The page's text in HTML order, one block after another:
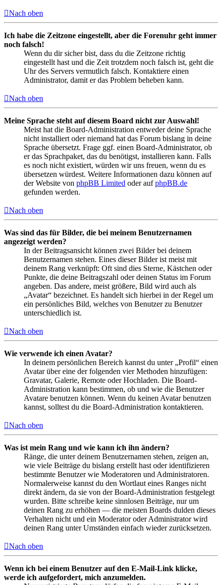
Nach oben
Ich habe die Zeitzone eingestellt, aber die Forenuhr geht immer
noch falsch!
Wenn du dir sicher bist, dass du die Zeitzone richtig
eingestellt hast und die Zeit trotzdem noch falsch ist, geht die
Uhr des Servers vermutlich falsch. Kontaktiere einen
Administrator, damit er das Problem beheben kann.
Nach oben
Meine Sprache steht auf diesem Board nicht zur Auswahl!
Meist hat die Board-Administration entweder deine Sprache
nicht installiert oder niemand hat das Forum bislang in deine
Sprache übersetzt. Frage ggf. einen Board-Administrator, ob
er das Sprachpaket, das du benötigst, installieren kann. Falls
es noch nicht existiert, würden wir uns freuen, wenn du es
übersetzen würdest. Weitere Informationen dazu können auf
der Website von phpBB Limited oder aufphpBB.de
gefunden werden.
Nach oben
Was sind das für Bilder, die bei meinem Benutzernamen
angezeigt werden?
In der Beitragsansicht können zwei Bilder bei deinem
Benutzernamen stehen. Eines dieser Bilder ist meist mit
deinem Rang verknüpft: Oft sind dies Sterne, Kästchen oder
Punkte, die deine Beitragszahl oder deinen Status im Forum
angeben. Das andere, meist größere, Bild wird auch als
„Avatar“ bezeichnet. Es handelt sich hierbei in der Regel um
ein persönliches Bild, welches von Benutzer zu Benutzer
unterschiedlich ist.
Nach oben
Wie verwende ich einen Avatar?
In deinem persönlichen Bereich kannst du unter „Profil“ einen
Avatar über eine der folgenden vier Methoden hinzufügen:
Gravatar, Galerie, Remote oder Hochladen. Die Board-
Administration kann bestimmen, ob und wie die Benutzer
Avatare benutzen können. Wenn du keinen Avatar benutzen
kannst, solltest du die Board-Administration kontaktieren.
Nach oben
Was ist mein Rang und wie kann ich ihn ändern?
Ränge, die unter deinem Benutzernamen stehen, zeigen an,
wie viele Beiträge du bislang erstellt hast oder identifizieren
bestimmte Benutzer wie Moderatoren und Administratoren.
Normalerweise kannst du den Wortlaut eines Ranges nicht
direkt ändern, da sie von der Board-Administration festgelegt
wurden. Bitte schreibe keine sinnlosen Beiträge, nur um
deinen Rang zu erhöhen — die meisten Boards dulden dieses
Verhalten nicht und ein Moderator oder Administrator wird
deinen Rang unter Umständen einfach wieder zurücksetzen.
Nach oben
Wenn ich bei einem Benutzer auf den E-Mail-Link klicke,
werde ich aufgefordert, mich anzumelden.